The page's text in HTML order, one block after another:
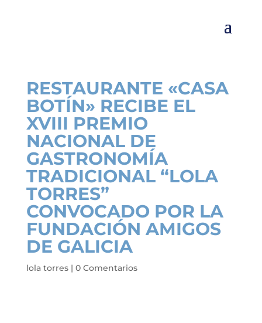
RESTAURANTE «CASA
BOTÍN» RECIBE EL
XVIII PREMIO
NACIONAL DE
GASTRONOMÍA
TRADICIONAL “LOLA
TORRES”
CONVOCADO POR LA
FUNDACIÓN AMIGOS
DE GALICIA
lola torres| 0 Comentarios